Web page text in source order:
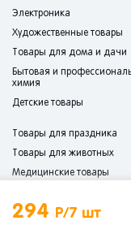
294 Р/7 шт
Электроника
Художественные товары
Товары для дома и дачи
Бытовая и
химия
Детские товары
Товары для праздника
Товары для животных
Медицинские товары
Сантехника